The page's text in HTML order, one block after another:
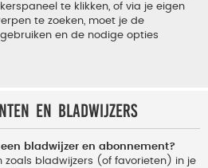
te klikken, of via je eigen
te zoeken, moet je de
en de nodige opties
en bladwijzers
bladwijzer en abonnement?
zoals bladwijzers (of favorieten) in je